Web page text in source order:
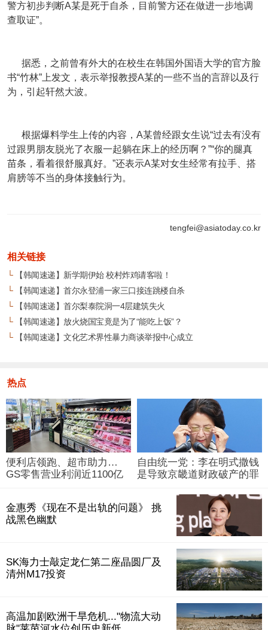
警方初步判断A某是死于自杀，目前警方还在做进一步地调
查取证”。
据悉，之前曾有外大的在校生在韩国外国语大学的官方脸
书“竹林”上发文，表示举报教授A某的一些不当的言辞以及行
为，引起轩然大波。
根据爆料学生上传的内容，A某曾经跟女生说“过去有没有
过跟男朋友脱光了衣服一起躺在床上的经历啊？”“你的腿真
苗条，看着很舒服真好。”还表示A某对女生经常有拉手、搭
肩膀等不当的身体接触行为。
tengfei@asiatoday.co.kr
相关链接
└【韩闻速递】新学期伊始 校村炸鸡请客啦！
└【韩闻速递】首尔永登浦一家三口接连跳楼自杀
└【韩闻速递】首尔梨泰院洞一4层建筑失火
└【韩闻速递】放火烧国宝竟是为了“能吃上饭”？
└【韩闻速递】文化艺术界性暴力商谈举报中心成立
热点
便利店领跑、超市助力…
GS零售营业利润近1100亿
自由统一党：李在明式撒钱
是导致京畿道财政破产的罪
金惠秀《现在不是出轨的问题》 挑
战黑色幽默
SK海力士敲定龙仁第二座晶圆厂及
清州M17投资
高温加剧欧洲干旱危机..."物流大动